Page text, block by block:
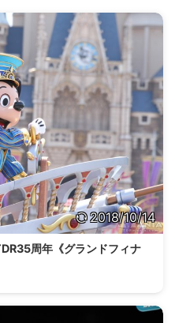
2018/10/14
周年《グランドフィナ